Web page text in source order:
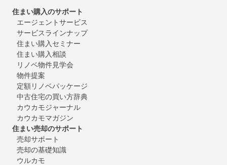
住まい購入のサポート
エージェントサービス
サービスラインナップ
住まい購入セミナー
住まい購入相談
リノベ物件見学会
物件提案
定額リノベパッケージ
中古住宅の買い方辞典
カウカモジャーナル
カウカモマガジン
住まい売却のサポート
売却サポート
売却の基礎知識
ウルカモ